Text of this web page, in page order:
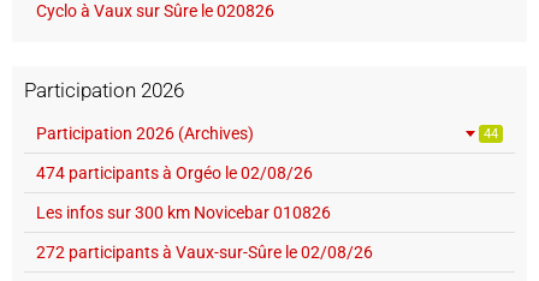
Cyclo à Vaux sur Sûre le 020826
Participation 2026
Participation 2026 (Archives) 44
474 participants à Orgéo le 02/08/26
Les infos sur 300 km Novicebar 010826
272 participants à Vaux-sur-Sûre le 02/08/26